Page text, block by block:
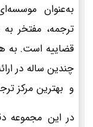
به‌عنوان
ترجمه، مفتخر
قضاییه است. به
چندین ساله در
و بهترین مرکز
در این مجموعه